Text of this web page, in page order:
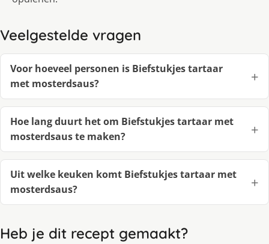
Veelgestelde vragen
Voor hoeveel personen is Biefstukjes tartaar
met mosterdsaus?
Hoe lang duurt het om Biefstukjes tartaar met
mosterdsaus te maken?
Uit welke keuken komt Biefstukjes tartaar met
mosterdsaus?
Heb je dit recept gemaakt?